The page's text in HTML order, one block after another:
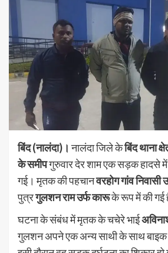
बिंद (नालंदा)। नालंदा जिले केबिंद थाना
के समीपगुरुवार देर शाम एक सड़क हादसे
गई। मृतक की पहचानवरहोग गांव निवासी
पुत्रगुलशन राम उर्फ कारूके रूप में की गई
घटना के संबंध में मृतक के चचेरे भाई
गुलशन अपने एक अन्य साथी के साथ बाइक